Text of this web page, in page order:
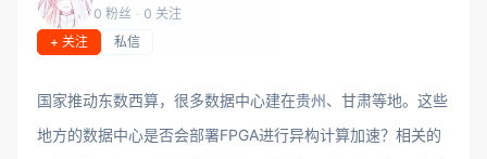
0 粉丝 · 0 关注
+ 关注
私信
国家推动东数西算，很多数据中心建在贵州、甘肃等地。这些
地方的数据中心是否会部署FPGA进行异构计算加速？相关的